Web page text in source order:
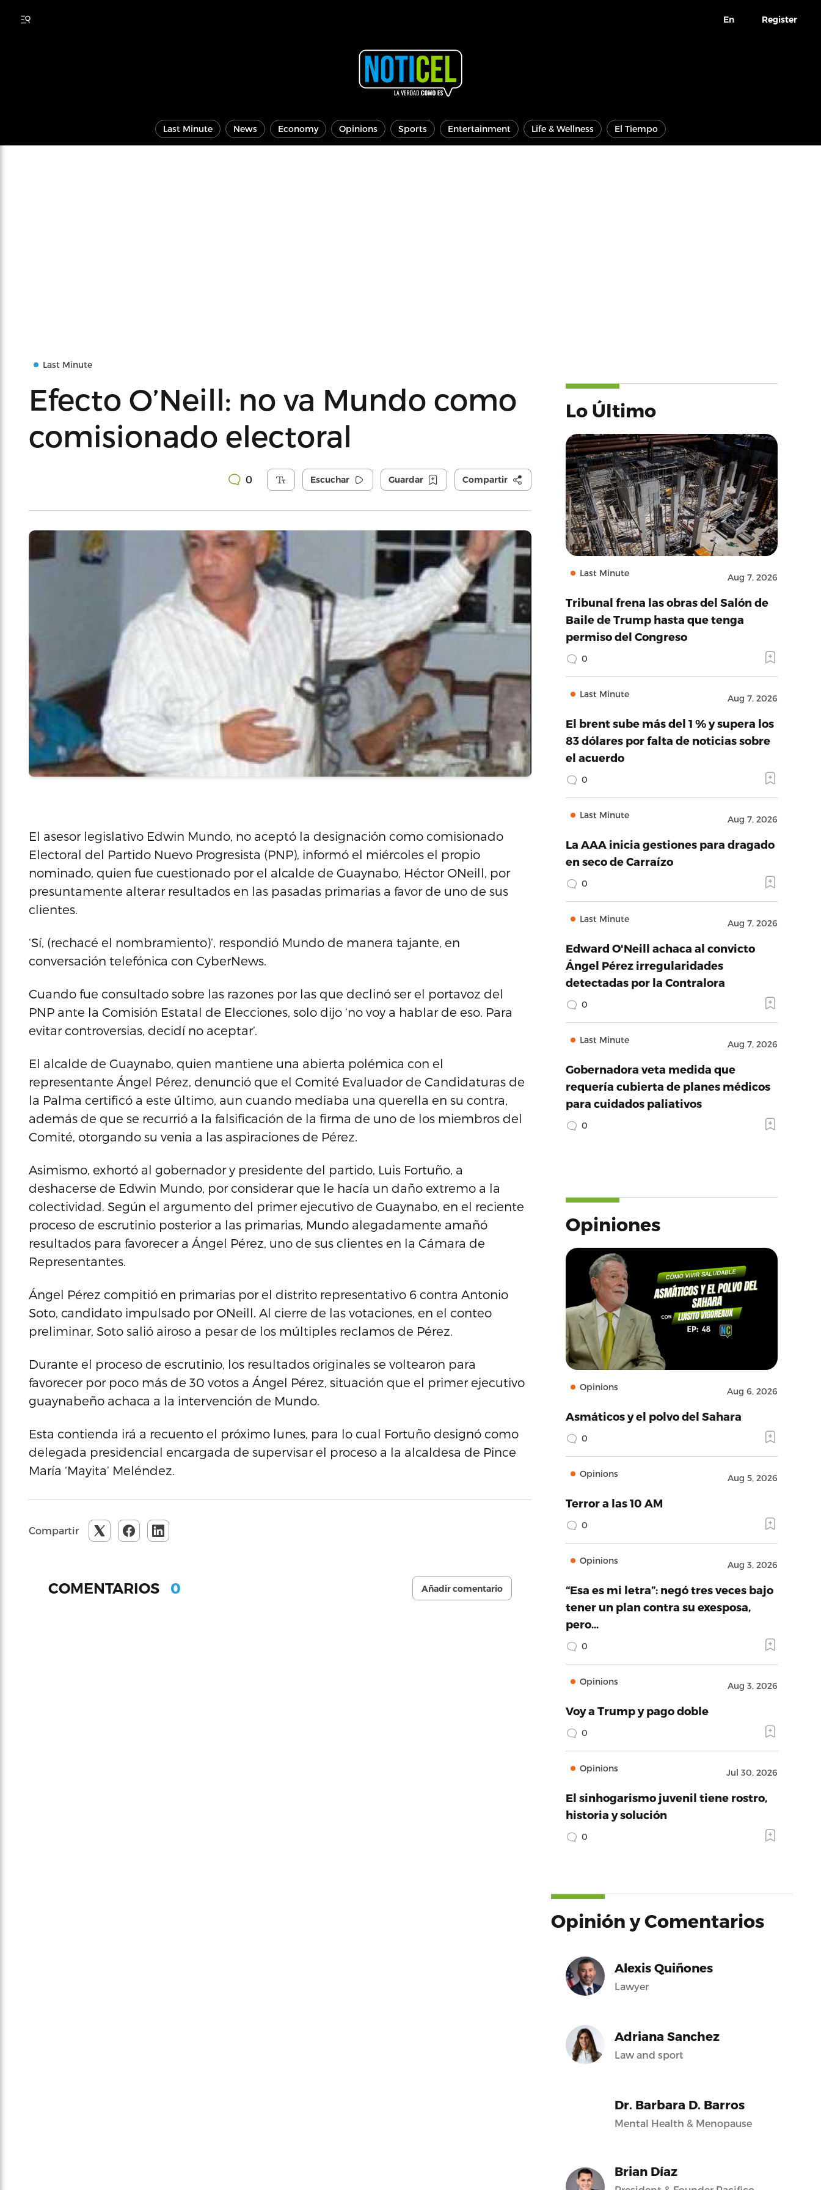
En Register
Last Minute News Economy Opinions Sports Entertainment Life & Wellness El Tiempo
Last Minute
Efecto O’Neill: no va Mundo como
comisionado electoral
0 Escuchar Guardar Compartir
El asesor legislativo Edwin Mundo, no aceptó la designación como comisionado
Electoral del Partido Nuevo Progresista (PNP), informó el miércoles el propio
nominado, quien fue cuestionado por el alcalde de Guaynabo, Héctor ONeill, por
presuntamente alterar resultados en las pasadas primarias a favor de uno de sus
clientes.
‘Sí, (rechacé el nombramiento)’, respondió Mundo de manera tajante, en
conversación telefónica con CyberNews.
Cuando fue consultado sobre las razones por las que declinó ser el portavoz del
PNP ante la Comisión Estatal de Elecciones, solo dijo ‘no voy a hablar de eso. Para
evitar controversias, decidí no aceptar’.
El alcalde de Guaynabo, quien mantiene una abierta polémica con el
representante Ángel Pérez, denunció que el Comité Evaluador de Candidaturas de
la Palma certificó a este último, aun cuando mediaba una querella en su contra,
además de que se recurrió a la falsificación de la firma de uno de los miembros del
Comité, otorgando su venia a las aspiraciones de Pérez.
Asimismo, exhortó al gobernador y presidente del partido, Luis Fortuño, a
deshacerse de Edwin Mundo, por considerar que le hacía un daño extremo a la
colectividad. Según el argumento del primer ejecutivo de Guaynabo, en el reciente
proceso de escrutinio posterior a las primarias, Mundo alegadamente amañó
resultados para favorecer a Ángel Pérez, uno de sus clientes en la Cámara de
Representantes.
Ángel Pérez compitió en primarias por el distrito representativo 6 contra Antonio
Soto, candidato impulsado por ONeill. Al cierre de las votaciones, en el conteo
preliminar, Soto salió airoso a pesar de los múltiples reclamos de Pérez.
Durante el proceso de escrutinio, los resultados originales se voltearon para
favorecer por poco más de 30 votos a Ángel Pérez, situación que el primer ejecutivo
guaynabeño achaca a la intervención de Mundo.
Esta contienda irá a recuento el próximo lunes, para lo cual Fortuño designó como
delegada presidencial encargada de supervisar el proceso a la alcaldesa de Pince
María ‘Mayita’ Meléndez.
Compartir
COMENTARIOS 0 Añadir comentario
Lo Último
Last Minute Aug 7, 2026
Tribunal frena las obras del Salón de
Baile de Trump hasta que tenga
permiso del Congreso
0
Last Minute Aug 7, 2026
El brent sube más del 1 % y supera los
83 dólares por falta de noticias sobre
el acuerdo
0
Last Minute Aug 7, 2026
La AAA inicia gestiones para dragado
en seco de Carraízo
0
Last Minute Aug 7, 2026
Edward O'Neill achaca al convicto
Ángel Pérez irregularidades
detectadas por la Contralora
0
Last Minute Aug 7, 2026
Gobernadora veta medida que
requería cubierta de planes médicos
para cuidados paliativos
0
Opiniones
Opinions Aug 6, 2026
Asmáticos y el polvo del Sahara
0
Opinions Aug 5, 2026
Terror a las 10 AM
0
Opinions Aug 3, 2026
“Esa es mi letra”: negó tres veces bajo
tener un plan contra su exesposa,
pero…
0
Opinions Aug 3, 2026
Voy a Trump y pago doble
0
Opinions Jul 30, 2026
El sinhogarismo juvenil tiene rostro,
historia y solución
0
Opinión y Comentarios
Alexis Quiñones
Lawyer
Adriana Sanchez
Law and sport
Dr. Barbara D. Barros
Mental Health & Menopause
Brian Díaz